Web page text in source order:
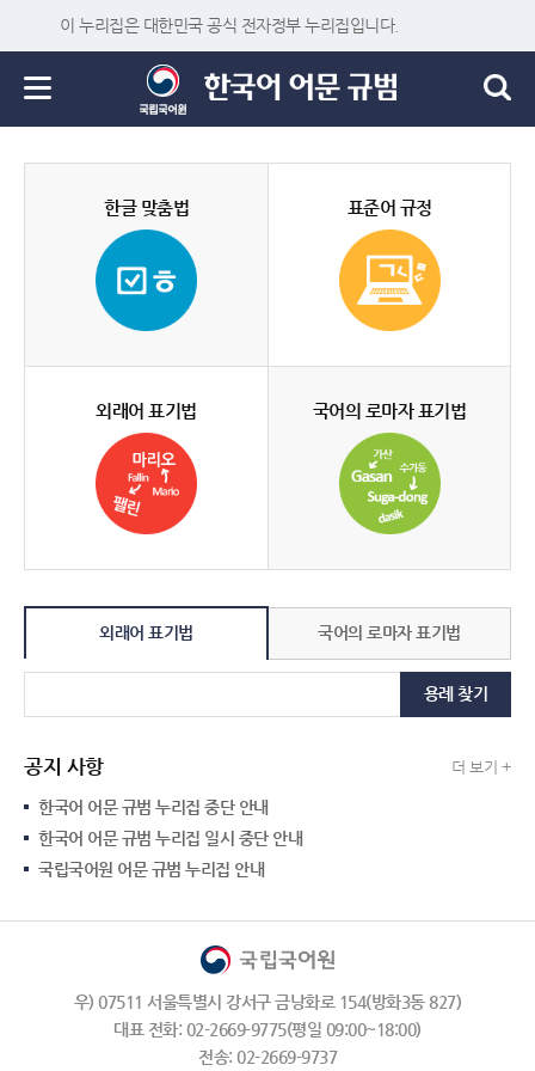
이 누리집은 대한민국 공식 전자정부 누리집입니다.
한글 맞춤법 표준어 규정
외래어 표기법 국어의 로마자 표기법
외래어 표기법 국어의 로마자 표기법
용례 찾기
공지 사항 더 보기 +
한국어 어문 규범 누리집 중단 안내
한국어 어문 규범 누리집 일시 중단 안내
국립국어원 어문 규범 누리집 안내
우) 07511 서울특별시 강서구 금낭화로 154(방화3동 827)
대표 전화: 02-2669-9775(평일 09:00~18:00)
전송: 02-2669-9737